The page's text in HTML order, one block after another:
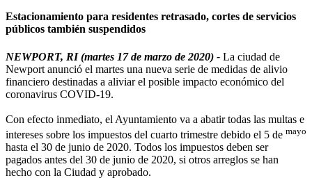
Estacionamiento para residentes retrasado, cortes de servicios
públicos también suspendidos
NEWPORT, RI (martes 17 de marzo de 2020) - La ciudad de
Newport anunció el martes una nueva serie de medidas de alivio
financiero destinadas a aliviar el posible impacto económico del
coronavirus COVID-19.
Con efecto inmediato, el Ayuntamiento va a abatir todas las multas e
intereses sobre los impuestos del cuarto trimestre debido el 5 de mayo
hasta el 30 de junio de 2020. Todos los impuestos deben ser
pagados antes del 30 de junio de 2020, si otros arreglos se han
hecho con la Ciudad y aprobado.